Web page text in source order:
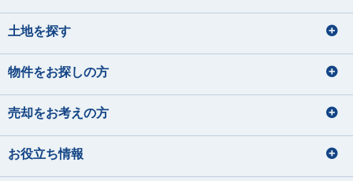
土地を探す
物件をお探しの方
売却をお考えの方
お役立ち情報